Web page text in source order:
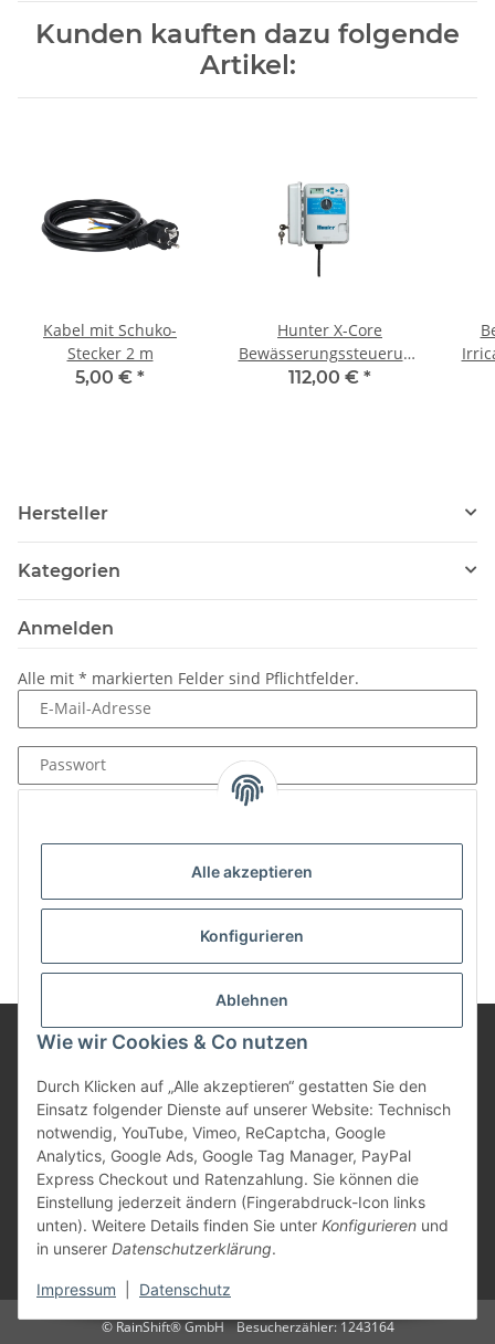
Alle akzeptieren
Konfigurieren
Ablehnen
Wie wir Cookies & Co nutzen
Durch Klicken auf „Alle akzeptieren“ gestatten Sie den
Einsatz folgender Dienste auf unserer Website: Technisch
notwendig, YouTube, Vimeo, ReCaptcha, Google
Analytics, Google Ads, Google Tag Manager, PayPal
Express Checkout und Ratenzahlung. Sie können die
Einstellung jederzeit ändern (Fingerabdruck-Icon links
unten). Weitere Details finden Sie unter Konfigurieren und
in unserer Datenschutzerklärung.
Impressum Datenschutz
Kunden kauften dazu folgende
Artikel:
Kabel mit Schuko-
Stecker 2 m
5,00 € *
Hunter X-Core
Bewässerungssteuerung
XC-401 4 Zonen Outdoor
112,00 € *
Hersteller
Kategorien
Anmelden
Alle mit * markierten Felder sind Pflichtfelder.
E-Mail-Adresse
Passwort
Neu hier?Jetzt registrieren!
Informationen
Gesetzliche Informationen
Vertrag widerrufen
© RainShift® GmbH Besucherzähler: 1243164